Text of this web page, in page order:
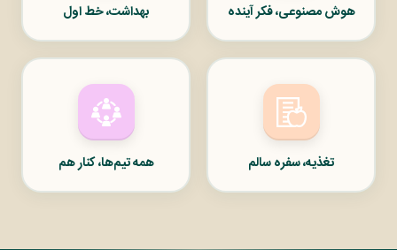
هوش مصنوعی، فکر آینده بهداشت، خط اول
تغذیه، سفره سالم همه تیم‌ها، کنار هم